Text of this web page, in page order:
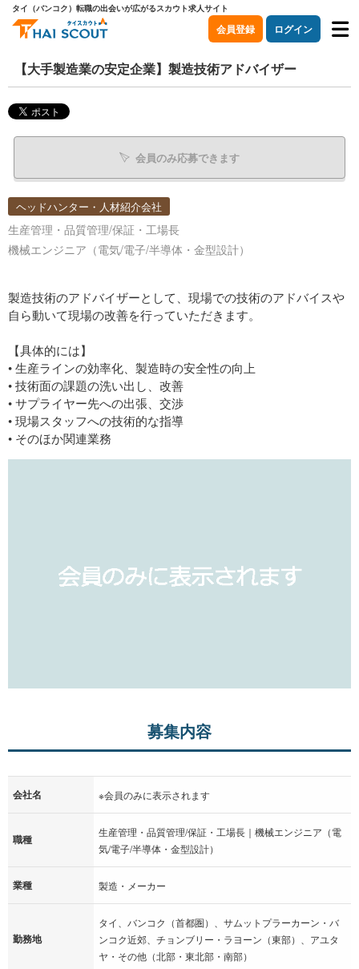
タイ（バンコク）転職の出会いが広がるスカウト求人サイト
会員登録 ログイン
【大手製造業の安定企業】製造技術アドバイザー
会員のみ応募できます
ヘッドハンター・人材紹介会社
生産管理・品質管理/保証・工場長
機械エンジニア（電気/電子/半導体・金型設計）
製造技術のアドバイザーとして、現場での技術のアドバイスや
自ら動いて現場の改善を行っていただきます。
【具体的には】
• 生産ラインの効率化、製造時の安全性の向上
• 技術面の課題の洗い出し、改善
• サプライヤー先への出張、交渉
• 現場スタッフへの技術的な指導
• そのほか関連業務
募集内容
会社名 ※会員のみに表示されます
職種
生産管理・品質管理/保証・工場長｜機械エンジニア（電
気/電子/半導体・金型設計）
業種 製造・メーカー
勤務地
タイ、バンコク（首都圏）、サムットプラーカーン・バ
ンコク近郊、チョンブリー・ラヨーン（東部）、アユタ
ヤ・その他（北部・東北部・南部）